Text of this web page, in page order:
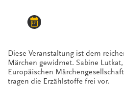
Diese Veranstaltung ist dem
Märchen gewidmet. Sabine
Europäischen
tragen die Erzählstoffe frei vor.